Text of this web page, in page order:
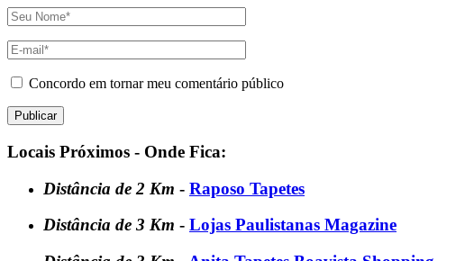
Concordo em tornar meu comentário público
Locais Próximos - Onde Fica:
Distância de 2 Km - Raposo Tapetes
Distância de 3 Km - Lojas Paulistanas Magazine